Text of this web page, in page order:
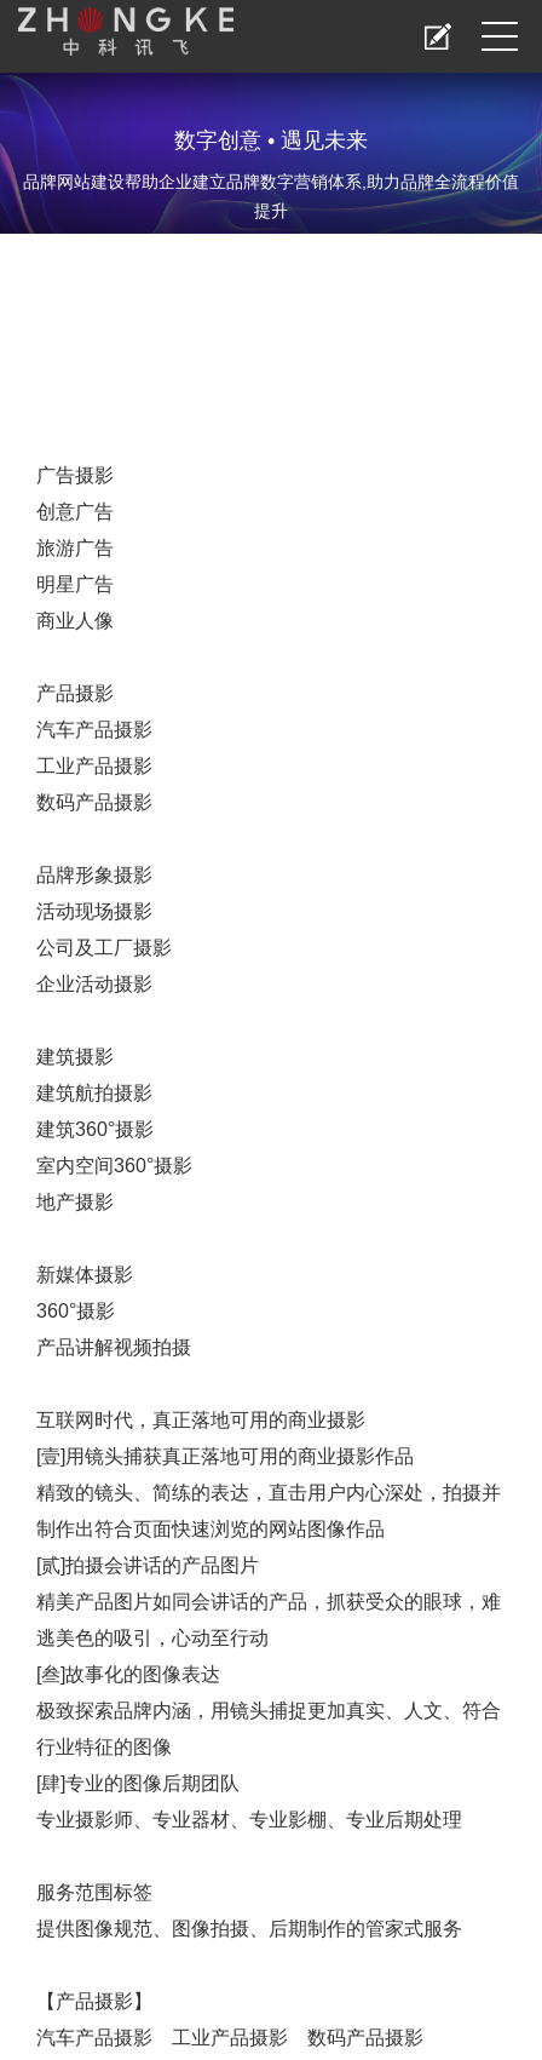
数字创意 • 遇见未来
品牌网站建设帮助企业建立品牌数字营销体系,助力品牌全流程价值
提升
广告摄影
创意广告
旅游广告
明星广告
商业人像
产品摄影
汽车产品摄影
工业产品摄影
数码产品摄影
品牌形象摄影
活动现场摄影
公司及工厂摄影
企业活动摄影
建筑摄影
建筑航拍摄影
建筑360°摄影
室内空间360°摄影
地产摄影
新媒体摄影
360°摄影
产品讲解视频拍摄
互联网时代，真正落地可用的商业摄影
[壹]用镜头捕获真正落地可用的商业摄影作品
精致的镜头、简练的表达，直击用户内心深处，拍摄并
制作出符合页面快速浏览的网站图像作品
[贰]拍摄会讲话的产品图片
精美产品图片如同会讲话的产品，抓获受众的眼球，难
逃美色的吸引，心动至行动
[叁]故事化的图像表达
极致探索品牌内涵，用镜头捕捉更加真实、人文、符合
行业特征的图像
[肆]专业的图像后期团队
专业摄影师、专业器材、专业影棚、专业后期处理
服务范围标签
提供图像规范、图像拍摄、后期制作的管家式服务
【产品摄影】
汽车产品摄影 工业产品摄影 数码产品摄影